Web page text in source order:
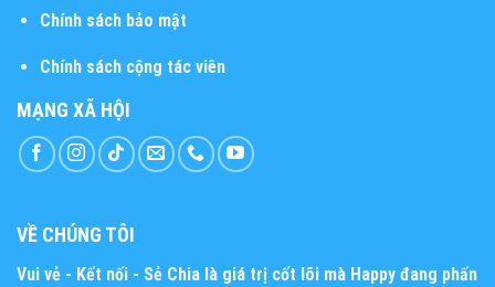
Chính sách bảo mật
Chính sách cộng tác viên
MẠNG XÃ HỘI
VỀ CHÚNG TÔI
Vui vẻ - Kết nối - Sẻ Chia là giá trị cốt lõi mà Happy đang phấn